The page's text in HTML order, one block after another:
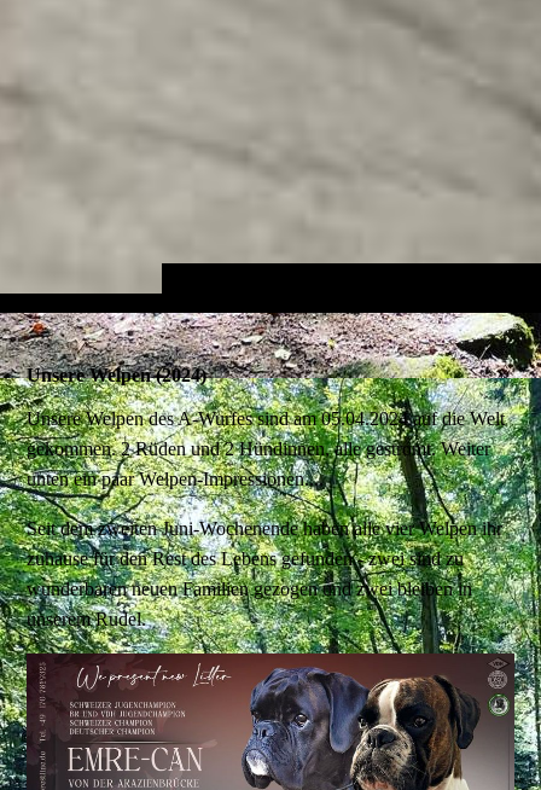
Unsere Welpen (2024)
Unsere Welpen des A-Wurfes sind am 05.04.2024 auf die Welt
gekommen. 2 Rüden und 2 Hündinnen, alle gestromt. Weiter
unten ein paar Welpen-Impressionen....
Seit dem zweiten Juni-Wochenende haben alle vier Welpen ihr
zuhause für den Rest des Lebens gefunden - zwei sind zu
wunderbaren neuen Familien gezogen und zwei bleiben in
unserem Rudel.